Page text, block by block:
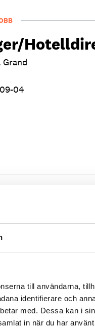
till användarna,
identifierare och
med. Dessa kan i
in när du har
04